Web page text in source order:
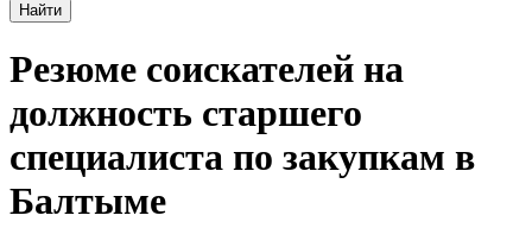
Найти
Резюме соискателей на
должность старшего
специалиста по закупкам в
Балтыме